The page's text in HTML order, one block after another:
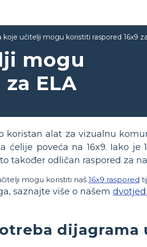
koje učitelji mogu koristiti raspored 16x9
mogu
ELA
koristan alat za vizualnu
ćelije poveća na 16x9. Iako
također odličan raspored za
mogu koristiti naš 16x9 raspored
saznajte više o našem
dijagrama